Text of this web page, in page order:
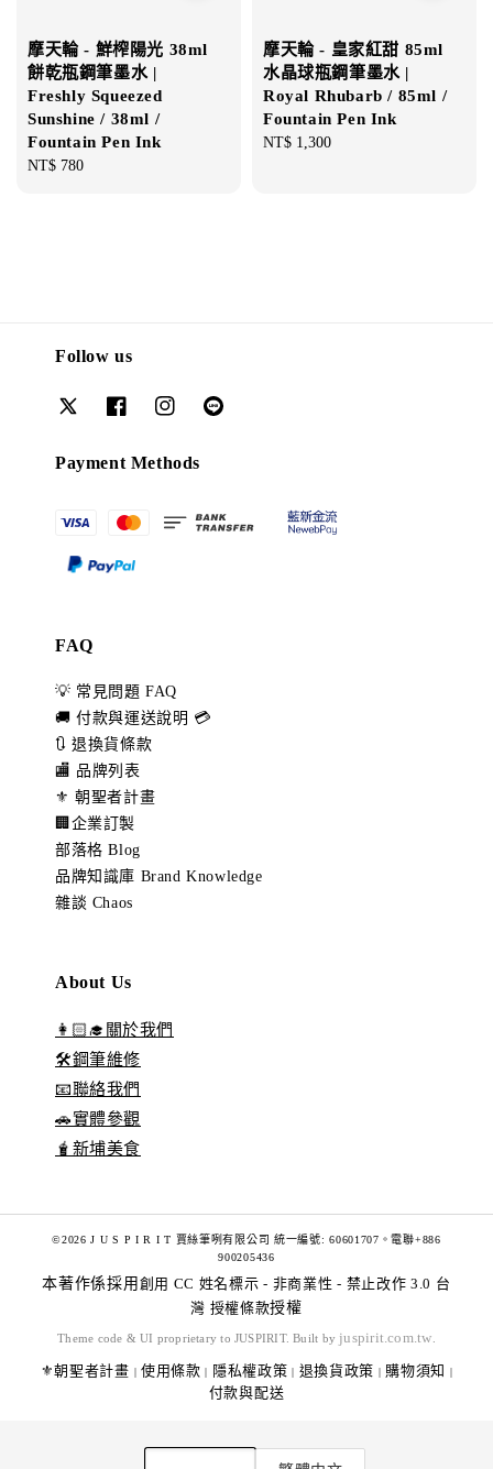
摩天輪 - 鮮榨陽光 38ml
餅乾瓶鋼筆墨水 |
Freshly Squeezed
Sunshine / 38ml /
Fountain Pen Ink
Regular
NT$ 780
摩天輪 - 皇家紅甜 85ml
水晶球瓶鋼筆墨水 |
Royal Rhubarb / 85ml /
Fountain Pen Ink
Regular
NT$ 1,300
Follow us
Payment Methods
FAQ
💡 常見問題 FAQ
🚚 付款與運送說明 💳
🔃 退換貨條款
🏬 品牌列表
⚜️ 朝聖者計畫
🏢企業訂製
部落格 Blog
品牌知識庫 Brand Knowledge
雜談 Chaos
About Us
👩🏻‍🎓關於我們
🛠️鋼筆維修
📧聯絡我們
🚗實體參觀
🧋新埔美食
©2026 J U S P I R I T 賈絲筆咧有限公司 統一編號: 60601707。電聯+886
900205436
本著作係採用 創用 CC 姓名標示 - 非商業性 - 禁止改作 3.0 台
灣 授權條款授權
Theme code & UI proprietary to JUSPIRIT. Built by juspirit.com.tw
⚜️朝聖者計畫 | 使用條款 | 隱私權政策 | 退換貨政策 | 購物須知 |
付款與配送